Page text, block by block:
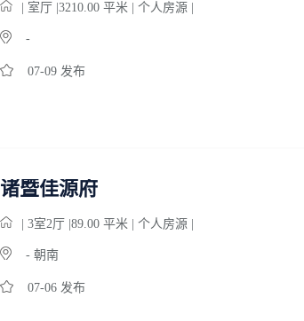
| 室厅 |3210.00 平米 | 个人房源 |
-
07-09 发布
诸暨佳源府
| 3室2厅 |89.00 平米 | 个人房源 |
- 朝南
07-06 发布